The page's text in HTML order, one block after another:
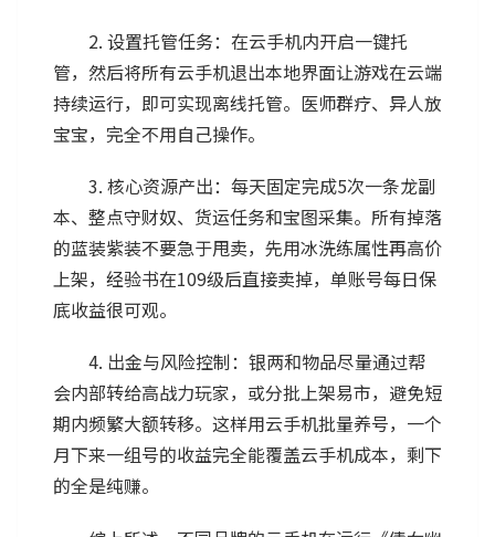
2. 设置托管任务：在云手机内开启一键托
管，然后将所有云手机退出本地界面让游戏在云端
持续运行，即可实现离线托管。医师群疗、异人放
宝宝，完全不用自己操作。
3. 核心资源产出：每天固定完成5次一条龙副
本、整点守财奴、货运任务和宝图采集。所有掉落
的蓝装紫装不要急于甩卖，先用冰洗练属性再高价
上架，经验书在109级后直接卖掉，单账号每日保
底收益很可观。
4. 出金与风险控制：银两和物品尽量通过帮
会内部转给高战力玩家，或分批上架易市，避免短
期内频繁大额转移。这样用云手机批量养号，一个
月下来一组号的收益完全能覆盖云手机成本，剩下
的全是纯赚。